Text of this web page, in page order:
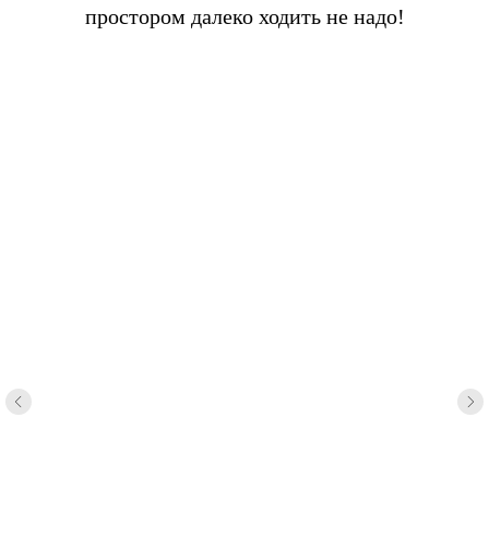
простором далеко ходить не надо!